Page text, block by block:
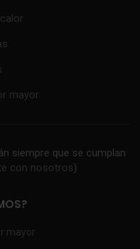
mayor
siempre que se cumplan
con nosotros)
mayor